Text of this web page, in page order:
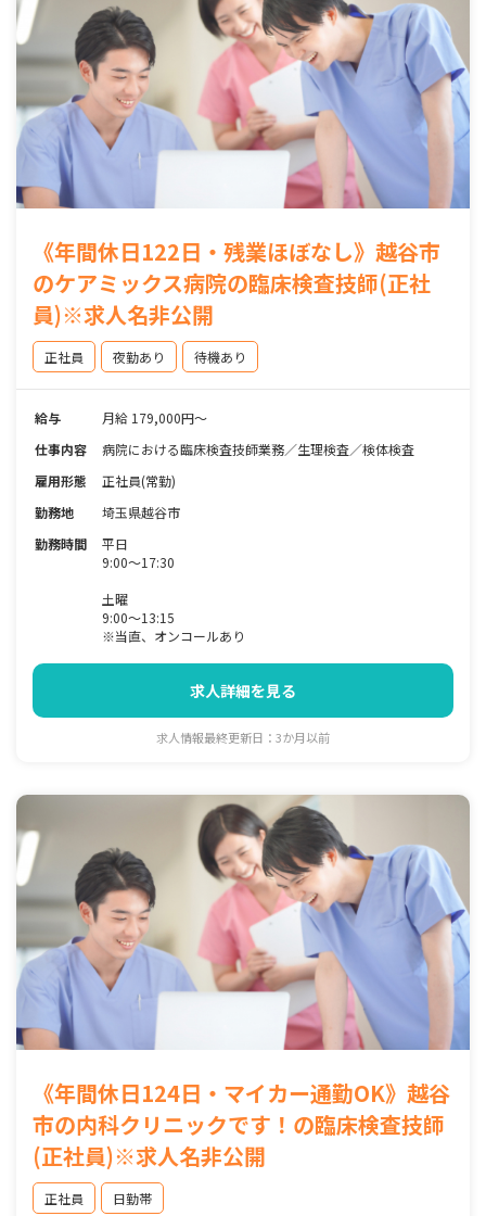
《年間休日122日・残業ほぼなし》越谷市
のケアミックス病院の臨床検査技師(正社
員)※求人名非公開
正社員 夜勤あり 待機あり
給与
月給 179,000円〜
仕事内容
病院における臨床検査技師業務／生理検査／検体検査
雇用形態
正社員(常勤)
勤務地
埼玉県越谷市
勤務時間
平日
9:00～17:30
土曜
9:00～13:15
※当直、オンコールあり
求人詳細を見る
求人情報最終更新日：3か月以前
《年間休日124日・マイカー通勤OK》越谷
市の内科クリニックです！の臨床検査技師
(正社員)※求人名非公開
正社員 日勤帯